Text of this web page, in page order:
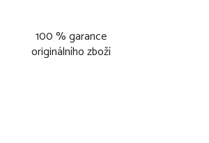
100 % garance
originálního zboží